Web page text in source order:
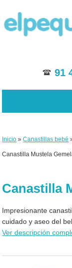
91
Inicio »Canastillas bebé
Canastilla Mustela
Canastilla
Impresionante
cuidado y aseo del
Ver descripción